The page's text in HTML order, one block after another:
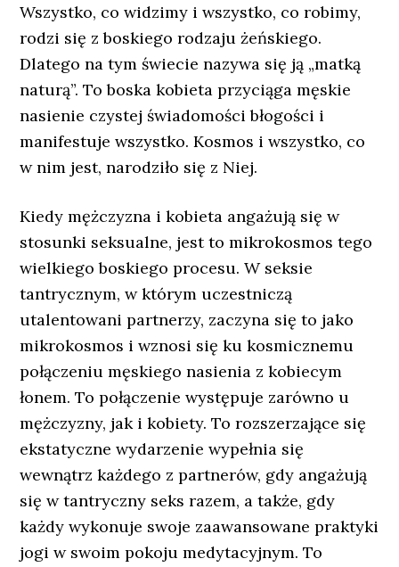
Wszystko, co widzimy i wszystko, co robimy,
rodzi się z boskiego rodzaju żeńskiego.
Dlatego na tym świecie nazywa się ją „matką
naturą”. To boska kobieta przyciąga męskie
nasienie czystej świadomości błogości i
manifestuje wszystko. Kosmos i wszystko, co
w nim jest, narodziło się z Niej.
Kiedy mężczyzna i kobieta angażują się w
stosunki seksualne, jest to mikrokosmos tego
wielkiego boskiego procesu. W seksie
tantrycznym, w którym uczestniczą
utalentowani partnerzy, zaczyna się to jako
mikrokosmos i wznosi się ku kosmicznemu
połączeniu męskiego nasienia z kobiecym
łonem. To połączenie występuje zarówno u
mężczyzny, jak i kobiety. To rozszerzające się
ekstatyczne wydarzenie wypełnia się
wewnątrz każdego z partnerów, gdy angażują
się w tantryczny seks razem, a także, gdy
każdy wykonuje swoje zaawansowane praktyki
jogi w swoim pokoju medytacyjnym. To